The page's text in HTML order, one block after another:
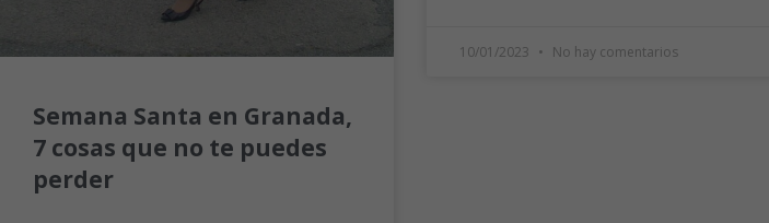
Semana Santa en Granada,
7 cosas que no te puedes
perder
10/01/2023 No hay comentarios